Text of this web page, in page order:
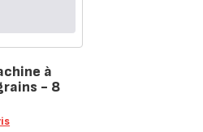
à
- 8